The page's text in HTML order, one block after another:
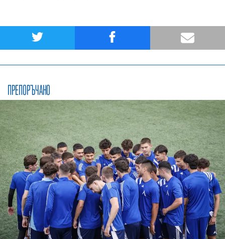
ПРЕПОРЪЧАНО